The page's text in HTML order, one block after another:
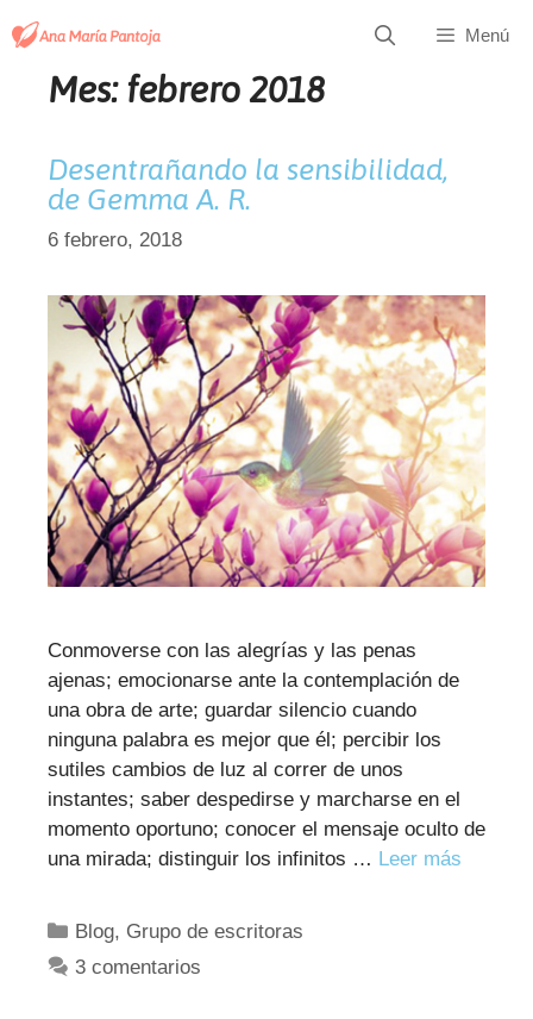
al
contenido
Menú
Mes: febrero 2018
Desentrañando la sensibilidad,
de Gemma A. R.
6 febrero, 2018
Conmoverse con las alegrías y las penas
ajenas; emocionarse ante la contemplación de
una obra de arte; guardar silencio cuando
ninguna palabra es mejor que él; percibir los
sutiles cambios de luz al correr de unos
instantes; saber despedirse y marcharse en el
momento oportuno; conocer el mensaje oculto de
una mirada; distinguir los infinitos … Leer más
Categorías
Blog, Grupo de escritoras
3 comentarios